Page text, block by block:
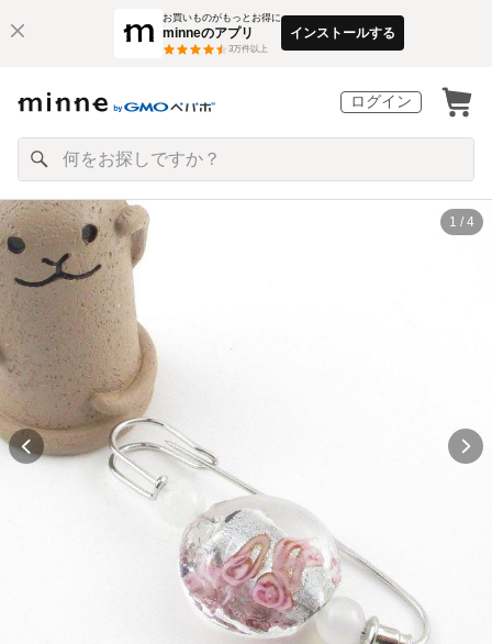
お買いものがもっとお得に
minneのアプリ
3万件以上
インストールする
ログイン
1 / 4